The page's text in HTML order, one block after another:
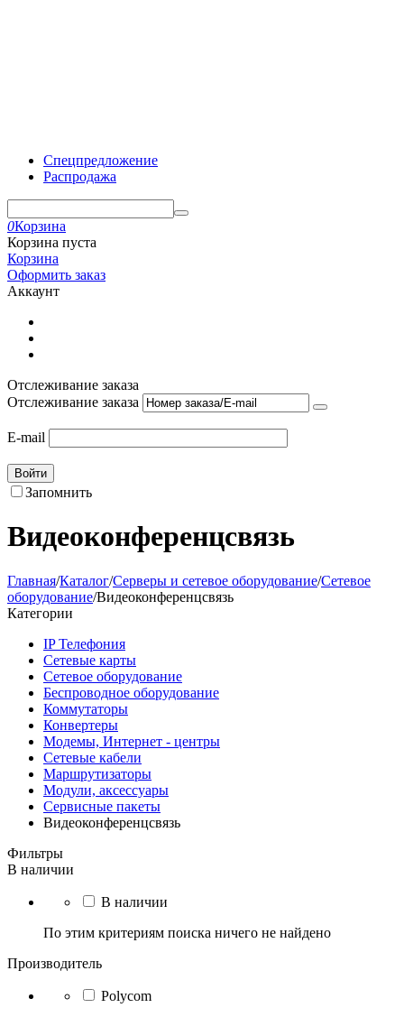
Спецпредложение
Распродажа
0Корзина
Корзина пуста
Корзина
Оформить заказ
Аккаунт
Отслеживание заказа
Отслеживание заказа
E-mail
Войти
Запомнить
Видеоконференцсвязь
Главная/Каталог/Серверы и сетевое оборудование/Сетевое
оборудование/Видеоконференцсвязь
Категории
IP Телефония
Сетевые карты
Сетевое оборудование
Беспроводное оборудование
Коммутаторы
Конвертеры
Модемы, Интернет - центры
Сетевые кабели
Маршрутизаторы
Модули, аксессуары
Сервисные пакеты
Видеоконференцсвязь
Фильтры
В наличии
В наличии
По этим критериям поиска ничего не найдено
Производитель
Polycom